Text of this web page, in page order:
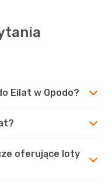
Eilat w Opodo?
oferujące loty